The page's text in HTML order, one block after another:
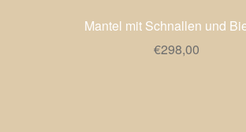
Mantel mit Schnallen und
€298,00